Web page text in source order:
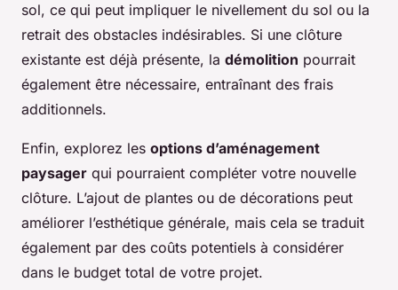
sol, ce qui peut impliquer le nivellement du sol ou la
retrait des obstacles indésirables. Si une clôture
existante est déjà présente, la démolition pourrait
également être nécessaire, entraînant des frais
additionnels.
Enfin, explorez les options d’aménagement
paysager qui pourraient compléter votre nouvelle
clôture. L’ajout de plantes ou de décorations peut
améliorer l’esthétique générale, mais cela se traduit
également par des coûts potentiels à considérer
dans le budget total de votre projet.